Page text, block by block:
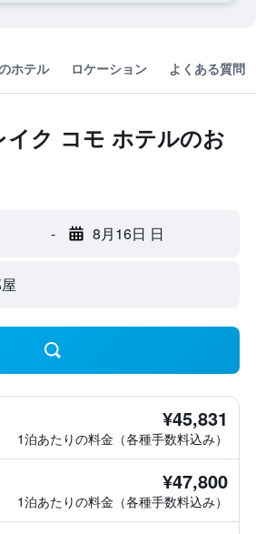
ホテル ロケーション よくある質問
イク コモ ホテルのお
- 8月16日 日
¥45,831
1泊あたりの料金（各種手数料込み）
¥47,800
1泊あたりの料金（各種手数料込み）